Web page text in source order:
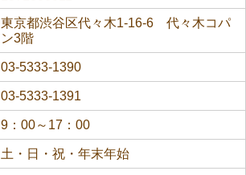
東京都渋谷区代々木1-16-6 代々木コパ
ン3階
03-5333-1390
03-5333-1391
9：00～17：00
土・日・祝・年末年始